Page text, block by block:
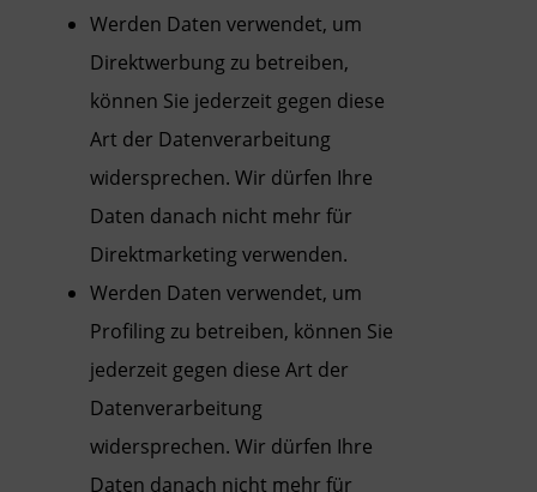
Werden Daten verwendet, um
Direktwerbung zu betreiben,
können Sie jederzeit gegen diese
Art der Datenverarbeitung
widersprechen. Wir dürfen Ihre
Daten danach nicht mehr für
Direktmarketing verwenden.
Werden Daten verwendet, um
Profiling zu betreiben, können Sie
jederzeit gegen diese Art der
Datenverarbeitung
widersprechen. Wir dürfen Ihre
Daten danach nicht mehr für